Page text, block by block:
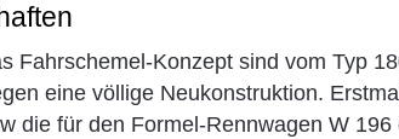
Fahrschemel-Konzept sind vom Typ
eine völlige Neukonstruktion.
die für den Formel-Rennwagen W 196